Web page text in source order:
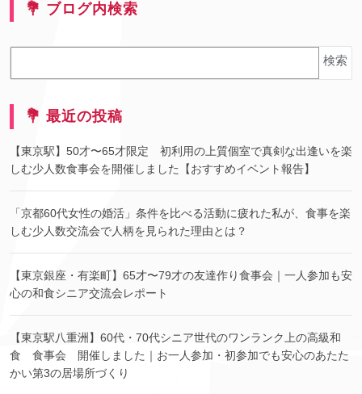
💐 ブログ内検索
検索
💐 最近の投稿
【東京駅】50才〜65才限定 初利用の上質個室で真剣な出逢いを楽
しむ少人数食事会を開催しました【おすすめイベント報告】
「京都60代女性の婚活」条件を比べる活動に疲れた私が、食事を楽
しむ少人数交流会で人柄を見られた理由とは？
【東京銀座・有楽町】65才〜79才の友達作り食事会｜一人参加も安
心の和食シニア交流会レポート
【東京駅八重洲】60代・70代シニア世代のワンランク上の高級和
食 食事会 開催しました｜お一人参加・初参加でも安心のあたた
かい第3の居場所づくり